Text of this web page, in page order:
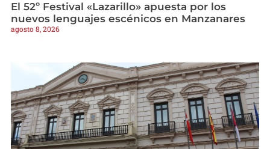
El 52º Festival «Lazarillo» apuesta por los
nuevos lenguajes escénicos en Manzanares
agosto 8, 2026